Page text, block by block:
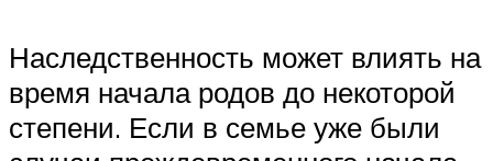
Наследственность может влиять на
время начала родов до некоторой
степени. Если в семье уже были